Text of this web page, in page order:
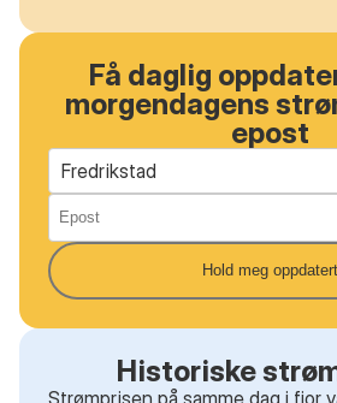
Få daglig
morgendagens
epost
Fredrikstad
Hold meg oppdatert
Historiske
Strømprisen på samme dag i fjor